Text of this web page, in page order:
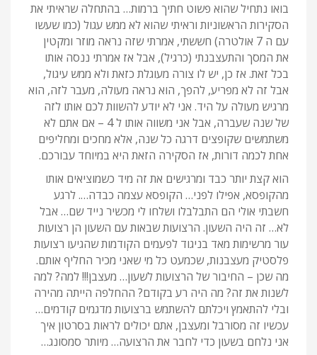
בואו נתחיל שהוא פשוט חתיך ברמות… בהתחלה שראיתי את
הסקירות הראשוניות וראיתי שהוא לא ממש עגול (כמו שעשו
עם ה 7 אולטרה) חששתי, אמרתי שזה נראה מוזר ומקטין
את המסך והתעצבנתי (כרגיל), אבל אז אמרתי ננסה אותו
בכל זאת. אז כן, יש לו צורה מעוגלת כזאת ולא ממש עיגול,
אבל זה לא מפריע, להפך, הוא נראה מעולה, מעבר לזה, הוא
מרגיש מעולה על היד. אני לא יודע להשוות לכם אותו לזה
של שנה שעברה, אבל אני משווה אותו ל 4 – אם אתם לא
משתמשים שקופצים דרגה כל שנה, אלא מחכים ומחליפים
אחת לכמה דורות, אז הסקירה הזאת היא במיוחד עבורכם.
הוא קצת יותר כבד ומרגישים את זה מיד כשמוציאים אותו
מהקופסא, אפילו לפני… הקופסא עצמה כבדה…. לרגע
חשבתי אולי הם התבלבלו ושלחו לי מכשיר נייד שם… אבל
לא… זה היה השעון. הרצועות שבאות עם השעון הן רצועות
עור מרשימות מאד בניגוד לפעמים הקודמות שהגיעו רצועות
פלסטיק מעצבנות, שכמעט כל מי שאני מכיר החליף אותם.
מה שכן – החיבור של הרצועות לשעון… מעצבן!!! למה? למה
לשנות את זה? מה היה רע בקודם? ההחלפה הייתה מהירה
ובלי להתאמץ ויכלתם להשתמש ברצועות מדגמים קודמים…
עכשיו זה מסורבל ומעצבן, אתם יכולים לראות בסרטון איך
אני נלחם בשעון כדי לחבר את הרצועה… מיותר סמסונג…